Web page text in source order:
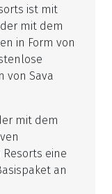
ist mit
mit dem
in Form von
von Sava
mit dem
eine
an